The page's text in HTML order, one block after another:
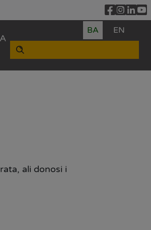
BA EN
ali donosi i